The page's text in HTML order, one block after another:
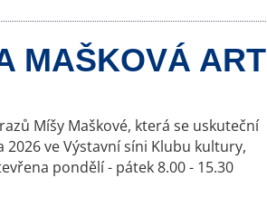
MAŠKOVÁ ART
Míšy Maškové, která se uskuteční
2026 ve Výstavní síni Klubu kultury,
pondělí - pátek 8.00 - 15.30